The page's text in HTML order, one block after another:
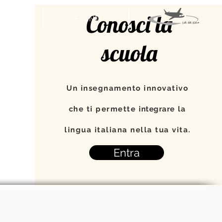
EVENTI
Conosci la
scuola
Un insegnamento innovativo
che ti permette integrare la
lingua italiana nella tua vita.
Entra